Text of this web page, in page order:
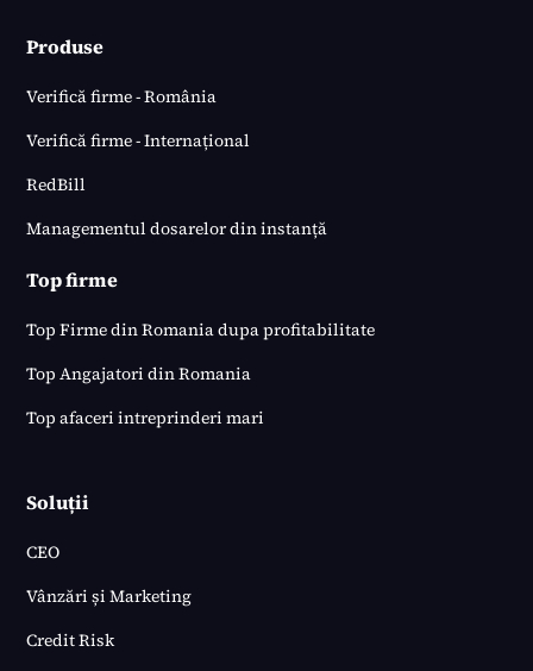
Produse
Verifică firme - România
Verifică firme - Internațional
RedBill
Managementul dosarelor din instanță
Top firme
Top Firme din Romania dupa profitabilitate
Top Angajatori din Romania
Top afaceri intreprinderi mari
Soluții
CEO
Vânzări și Marketing
Credit Risk